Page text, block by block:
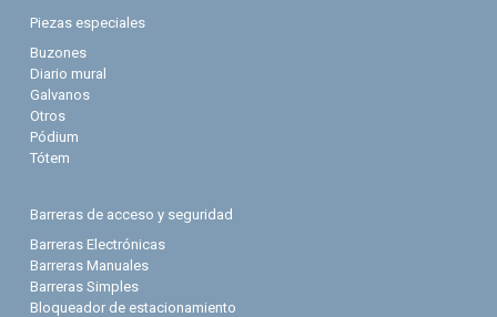
Piezas especiales
Buzones
Diario mural
Galvanos
Otros
Pódium
Tótem
Barreras de acceso y seguridad
Barreras Electrónicas
Barreras Manuales
Barreras Simples
Bloqueador de estacionamiento